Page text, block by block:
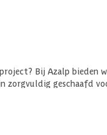
Bij Azalp bieden
zorgvuldig geschaafd